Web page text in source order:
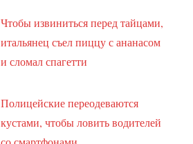
Чтобы извиниться перед тайцами,
итальянец съел пиццу с ананасом
и сломал спагетти
Полицейские переодеваются
кустами, чтобы ловить водителей